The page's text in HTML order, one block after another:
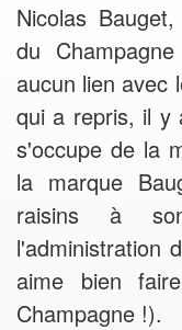
Nicolas
du
aucun lien avec
qui a repris, il y
s'occupe de la
la marque
raisins à
l'administration
aime bien
Champagne !).